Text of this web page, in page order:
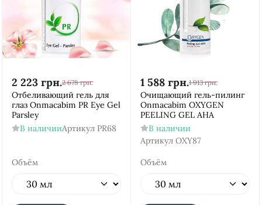
2 223 грн.2 678 грн.
Отбеливающий гель для
глаз Onmacabim PR Eye Gel
Parsley
В наличииАртикул PR68
Объём
1 588 грн.1 913 грн.
Очищающий гель-пилинг
Onmacabim OXYGEN
PEELING GEL AHA
В наличии
Артикул OXY87
Объём